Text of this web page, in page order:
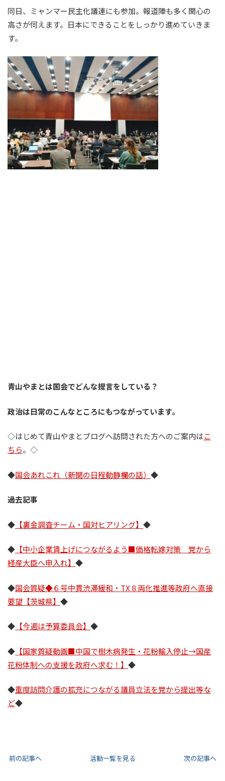
同日、ミャンマー民主化議連にも参加。報道陣も多く関心の
高さが伺えます。日本にできることをしっかり進めていきま
す。
青山やまとは国会でどんな提言をしている？
政治は日常のこんなところにもつながっています。
◇はじめて青山やまとブログへ訪問された方へのご案内はこ
ちら。◇
◆国会あれこれ（新聞の日程動静欄の話） ◆
過去記事
◆ 【裏金調査チーム・国対ヒアリング】 ◆
◆ 【中小企業賃上げにつながるよう■価格転嫁対策 党から
経産大臣へ申入れ】 ◆
◆国会質疑◆６号中貫渋滞緩和・TX８両化推進等政府へ直接
要望【茨城県】 ◆
◆ 【今週は予算委員会】 ◆
◆ 【国家質疑動画■中国で樹木病発生・花粉輸入停止→国産
花粉体制への支援を政府へ求む！】 ◆
◆重度訪問介護の拡充につながる議員立法を党から提出等な
ど◆
前の記事へ 活動一覧を見る 次の記事へ